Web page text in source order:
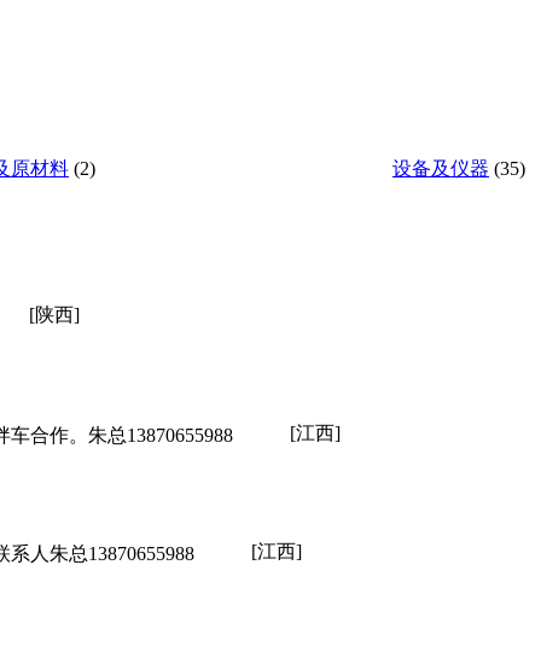
原材料 (2) 设备及仪器 (35)
[陕西]
合作。朱总13870655988
[江西]
人朱总13870655988
[江西]